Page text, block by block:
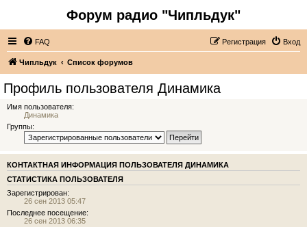
Форум радио "Чипльдук"
FAQ Вход
Регистрация
Чипльдук Список форумов
Профиль пользователя Динамика
Имя пользователя:
Динамика
Группы:
КОНТАКТНАЯ ИНФОРМАЦИЯ ПОЛЬЗОВАТЕЛЯ ДИНАМИКА
СТАТИСТИКА ПОЛЬЗОВАТЕЛЯ
Зарегистрирован:
26 сен 2013 05:47
Последнее посещение:
26 сен 2013 06:35